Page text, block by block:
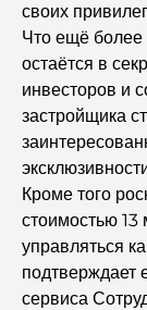
Пляжные
самом
Топ-7
фитнес
Полное
Палм-
своих
Что ещё более
остаётся в
инвесторов и
застройщика
Кроме того
стоимостью 13
управляться
подтверждает
сервиса